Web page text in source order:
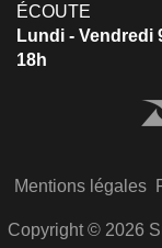
ÉCOUTE
Lundi - Vendredi
18h
Mentions légales
Copyright © 2026